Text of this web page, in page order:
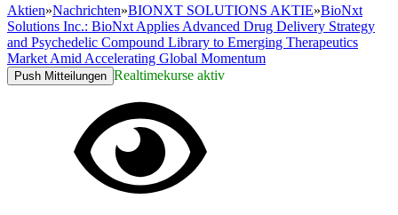
Aktien»Nachrichten»BIONXT SOLUTIONS AKTIE»BioNxt
Solutions Inc.: BioNxt Applies Advanced Drug Delivery Strategy
and Psychedelic Compound Library to Emerging Therapeutics
Market Amid Accelerating Global Momentum
Push Mitteilungen Realtimekurse aktiv